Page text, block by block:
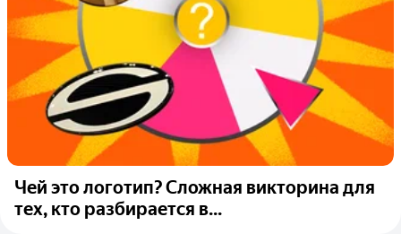
Чей это логотип? Сложная викторина для
тех, кто разбирается в...